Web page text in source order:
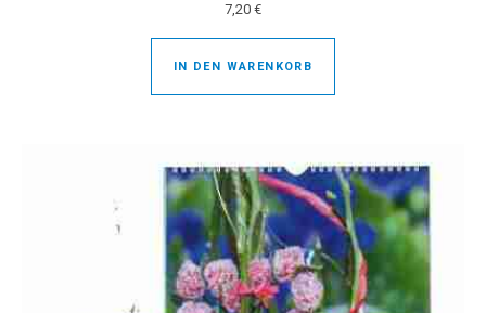
7,20 €
IN DEN WARENKORB